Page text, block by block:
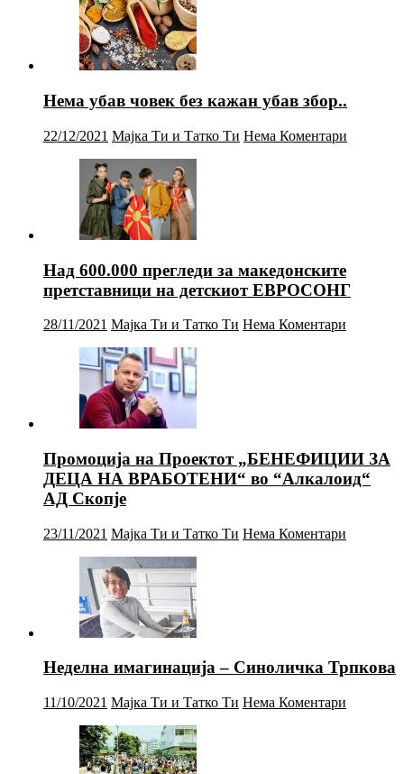
Нема убав човек без кажан убав збор..
22/12/2021 Мајка Ти и Татко Ти Нема Коментари
Над 600.000 прегледи за македонските
претставници на детскиот ЕВРОСОНГ
28/11/2021 Мајка Ти и Татко Ти Нема Коментари
Промоција на Проектот „БЕНЕФИЦИИ ЗА
ДЕЦА НА ВРАБОТЕНИ“ во “Алкалоид“
АД Скопје
23/11/2021 Мајка Ти и Татко Ти Нема Коментари
Неделна имагинација – Синоличка Трпкова
11/10/2021 Мајка Ти и Татко Ти Нема Коментари